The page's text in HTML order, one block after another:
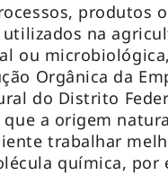
produtos
na
ou
Orgânica da
do Distrito
que a origem
trabalhar
química, por